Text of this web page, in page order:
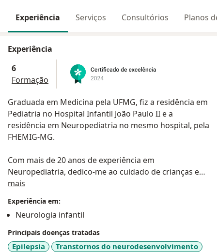
Experiência Serviços Consultórios Planos
Experiência
6
Formação
Graduada em Medicina pela UFMG, fiz a residência em
Pediatria no Hospital Infantil João Paulo II e a
residência em Neuropediatria no mesmo hospital, pela
FHEMIG-MG.
Com mais de 20 anos de experiência em
Neuropediatria, dedico-me ao cuidado de crianças e
adolescentes, atuando de forma acolhedora e
objetivo é compreender cada paciente em sua
individualidade, identificando necessidades e traçando
estratégias que promovam o desenvolvimento pleno e
o bem-estar.
mais
Experiência em:
Neurologia infantil
Principais doenças tratadas
Epilepsia
Transtornos do neurodesenvolvimento